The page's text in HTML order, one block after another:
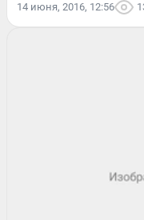
14 июня, 2016, 12:56